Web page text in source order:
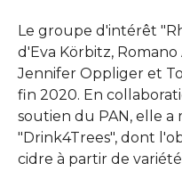
Le groupe d'intérêt
d'Eva Körbitz,
Jennifer Oppliger et
fin 2020. En
soutien du PAN, elle a
"Drink4Trees", dont
cidre à partir de